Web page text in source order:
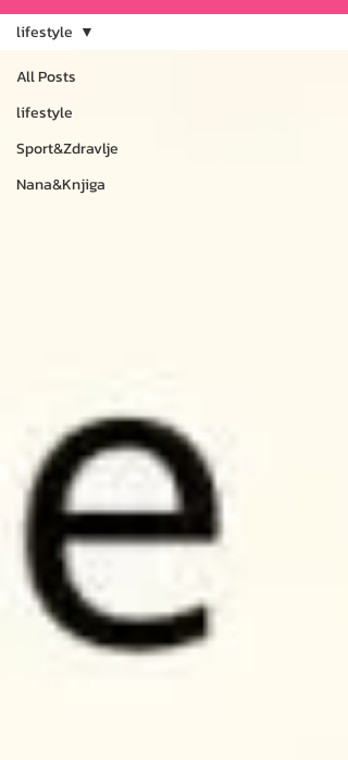
All Posts
lifestyle
Sport&Zdravlje
Nana&Knjiga
lifestyle